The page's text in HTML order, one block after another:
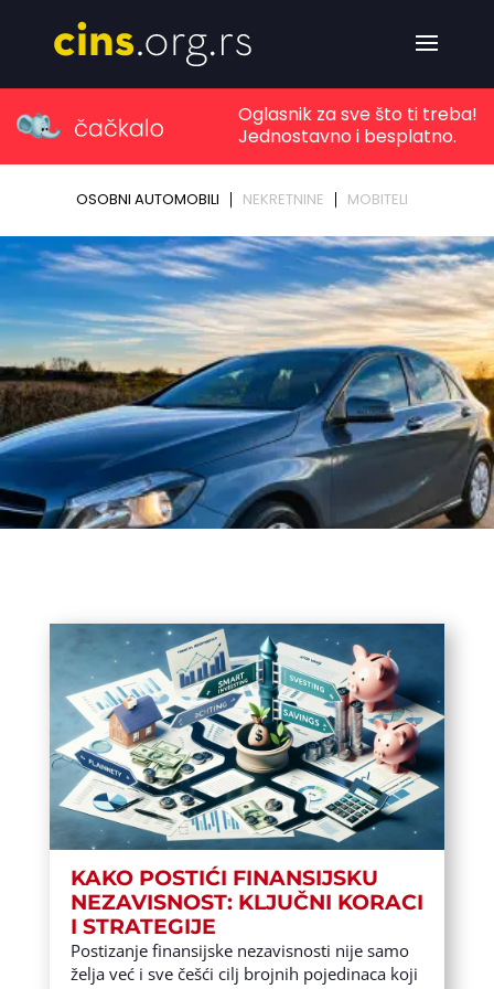
KAKO POSTIĆI FINANSIJSKU
NEZAVISNOST: KLJUČNI KORACI
I STRATEGIJE
Postizanje finansijske nezavisnosti nije samo
želja već i sve češći cilj brojnih pojedinaca koji